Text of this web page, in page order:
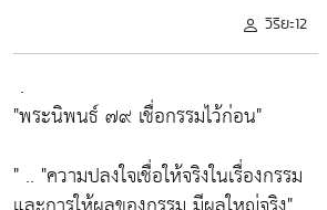
วิริยะ12
.
"พระนิพนธ์ ๗๙ เชื่อกรรมไว้ก่อน"
" .. "ความปลงใจเชื่อให้จริงในเรื่องกรรม